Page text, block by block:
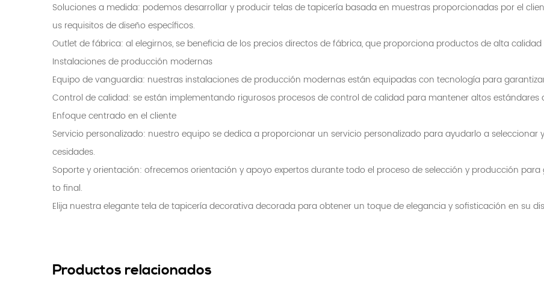
Soluciones a medida: podemos desarrollar y producir telas de tapicería basada en muestras proporcionadas por el
us requisitos de diseño específicos.
Outlet de fábrica: al elegirnos, se beneficia de los precios directos de fábrica, que proporciona productos de alta
Instalaciones de producción modernas
Equipo de vanguardia: nuestras instalaciones de producción modernas están equipadas con tecnología para
Control de calidad: se están implementando rigurosos procesos de control de calidad para mantener altos
Enfoque centrado en el cliente
Servicio personalizado: nuestro equipo se dedica a proporcionar un servicio personalizado para ayudarlo a
cesidades.
Soporte y orientación: ofrecemos orientación y apoyo expertos durante todo el proceso de selección y producción
to final.
Elija nuestra elegante tela de tapicería decorativa decorada para obtener un toque de elegancia y sofisticación en su
Productos relacionados